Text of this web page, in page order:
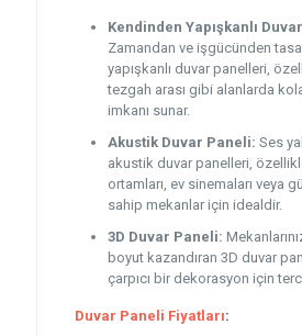
Kendinden Yapışkanlı
Zamandan ve işgücünden
yapışkanlı duvar panelleri,
tezgah arası gibi alanlarda
imkanı sunar.
Akustik Duvar Paneli: Ses
akustik duvar panelleri,
ortamları, ev sinemaları veya
sahip mekanlar için idealdir.
3D Duvar Paneli:
boyut kazandıran 3D duvar
çarpıcı bir dekorasyon için
Duvar Paneli Fiyatları: